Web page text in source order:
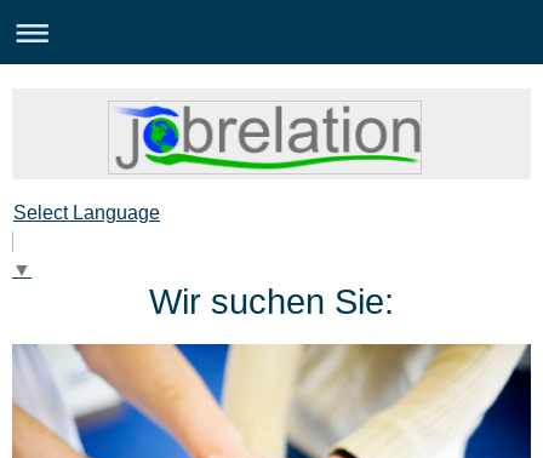
Select Language
▼
Wir suchen Sie: